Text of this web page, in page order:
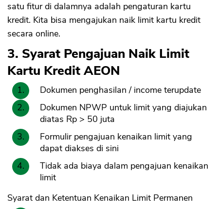
satu fitur di dalamnya adalah pengaturan kartu
kredit. Kita bisa mengajukan naik limit kartu kredit
secara online.
3. Syarat Pengajuan Naik Limit
Kartu Kredit AEON
Dokumen penghasilan / income terupdate
Dokumen NPWP untuk limit yang diajukan
diatas Rp > 50 juta
Formulir pengajuan kenaikan limit yang
dapat diakses di sini
Tidak ada biaya dalam pengajuan kenaikan
limit
Syarat dan Ketentuan Kenaikan Limit Permanen